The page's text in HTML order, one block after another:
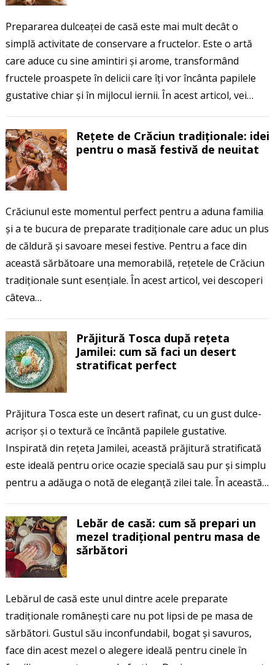
Prepararea dulceaței de casă este mai mult decât o
simplă activitate de conservare a fructelor. Este o artă
care aduce cu sine amintiri și arome, transformând
fructele proaspete în delicii care îți vor încânta papilele
gustative chiar și în mijlocul iernii. În acest articol, vei…
Rețete de Crăciun tradiționale: idei
pentru o masă festivă de neuitat
Crăciunul este momentul perfect pentru a aduna familia
și a te bucura de preparate tradiționale care aduc un plus
de căldură și savoare mesei festive. Pentru a face din
această sărbătoare una memorabilă, rețetele de Crăciun
tradiționale sunt esențiale. În acest articol, vei descoperi
câteva…
Prăjitură Tosca după rețeta
Jamilei: cum să faci un desert
stratificat perfect
Prăjitura Tosca este un desert rafinat, cu un gust dulce-
acrișor și o textură ce încântă papilele gustative.
Inspirată din rețeta Jamilei, această prăjitură stratificată
este ideală pentru orice ocazie specială sau pur și simplu
pentru a adăuga o notă de eleganță zilei tale. În această…
Lebăr de casă: cum să prepari un
mezel tradițional pentru masa de
sărbători
Lebărul de casă este unul dintre acele preparate
tradiționale românești care nu pot lipsi de pe masa de
sărbători. Gustul său inconfundabil, bogat și savuros,
face din acest mezel o alegere ideală pentru cinele în